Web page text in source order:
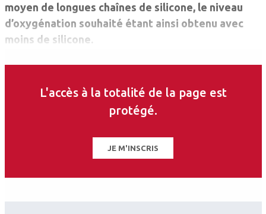
moyen de longues chaînes de silicone, le niveau
d’oxygénation souhaité étant ainsi obtenu avec
moins de silicone.
mouillabilité de surface de la lentille. Le module
d’élasticité est par conséquent plus bas, proche de
celui d’une lentille en hydrogel.
Pour voir les autres caractéristiques sur le site
L'accès à la totalité de la page est
protégé.
JE M'INSCRIS